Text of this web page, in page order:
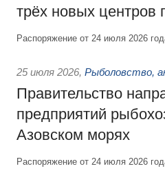
трёх новых центров
Распоряжение от 24 июля 2026
25 июля 2026, Рыболовство,
Правительство
предприятий
Азовском морях
Распоряжение от 24 июля 2026